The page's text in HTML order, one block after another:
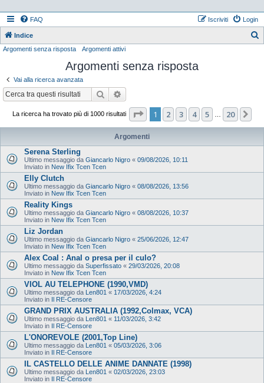
FAQ Login
Iscriviti
Indice
Argomenti senza risposta Argomenti attivi
Argomenti senza risposta
Vai alla ricerca avanzata
Cerca
La ricerca ha trovato più di 1000 risultati Pagina di 20
1 2 3 4 5 20
Argomenti
Serena Sterling
Ultimo messaggio da Giancarlo Nigro « 09/08/2026, 10:11
Inviato in New Ifix Tcen Tcen
Elly Clutch
Ultimo messaggio da Giancarlo Nigro « 08/08/2026, 13:56
Inviato in New Ifix Tcen Tcen
Reality Kings
Ultimo messaggio da Giancarlo Nigro « 08/08/2026, 10:37
Inviato in New Ifix Tcen Tcen
Liz Jordan
Ultimo messaggio da Giancarlo Nigro « 25/06/2026, 12:47
Inviato in New Ifix Tcen Tcen
Alex Coal : Anal o presa per il culo?
Ultimo messaggio da Superfissato « 29/03/2026, 20:08
Inviato in New Ifix Tcen Tcen
VIOL AU TELEPHONE (1990,VMD)
Ultimo messaggio da Len801 « 17/03/2026, 4:24
Inviato in Il RE-Censore
GRAND PRIX AUSTRALIA (1992,Colmax, VCA)
Ultimo messaggio da Len801 « 11/03/2026, 3:42
Inviato in Il RE-Censore
L'ONOREVOLE (2001,Top Line)
Ultimo messaggio da Len801 « 05/03/2026, 3:06
Inviato in Il RE-Censore
IL CASTELLO DELLE ANIME DANNATE (1998)
Ultimo messaggio da Len801 « 02/03/2026, 23:03
Inviato in Il RE-Censore